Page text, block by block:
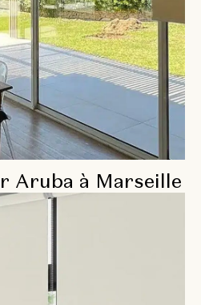
Aruba à Marseille